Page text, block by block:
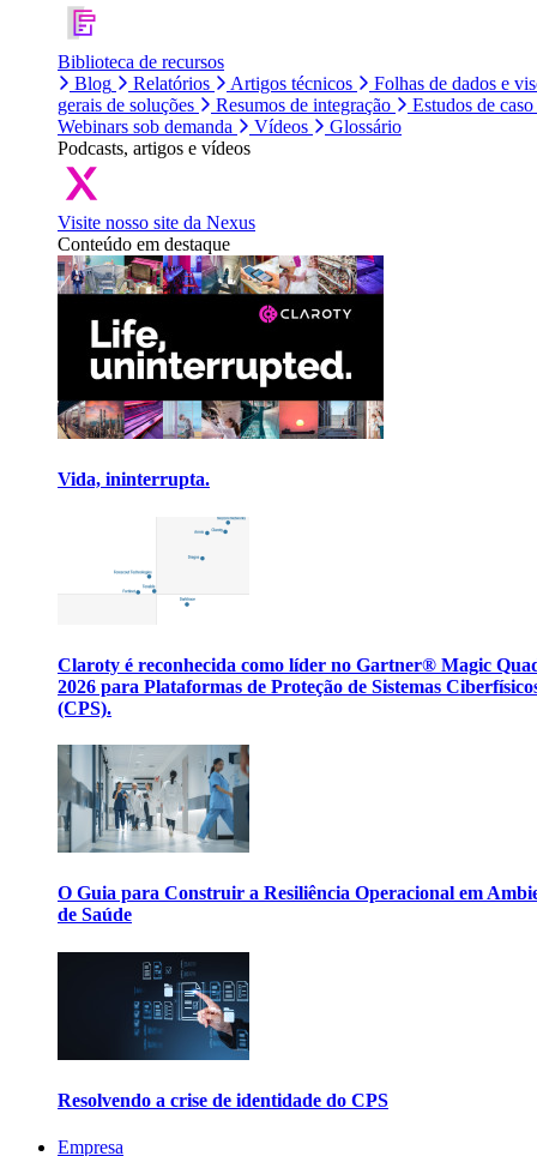
Biblioteca de recursos
Blog
Relatórios Artigos técnicos
Folhas de dados e
gerais de soluções
Resumos de integração
Estudos de caso
Webinars sob demanda
Vídeos
Glossário
Podcasts, artigos e vídeos
Visite nosso site da Nexus
Conteúdo em destaque
Vida, ininterrupta.
Claroty é reconhecida como líder no Gartner® Magic
2026 para Plataformas de Proteção de Sistemas
(CPS).
O Guia para Construir a Resiliência Operacional em
de Saúde
Resolvendo a crise de identidade do CPS
Empresa